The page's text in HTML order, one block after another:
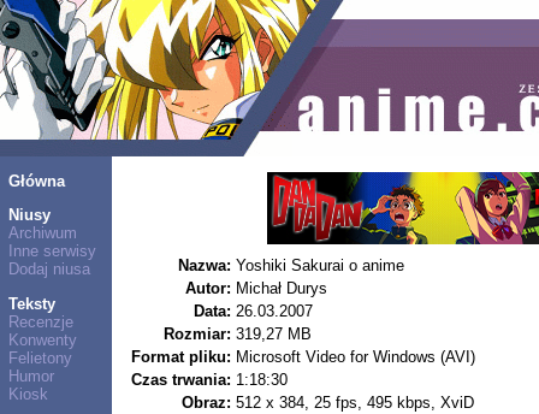
Główna
Niusy
Archiwum
Inne serwisy
Dodaj niusa
Teksty
Recenzje
Konwenty
Felietony
Humor
Kiosk
Nazwa: Yoshiki Sakurai o anime
Autor: Michał Durys
Data: 26.03.2007
Rozmiar: 319,27 MB
Format pliku: Microsoft Video for Windows (AVI)
Czas trwania: 1:18:30
Obraz: 512 x 384, 25 fps, 495 kbps, XviD